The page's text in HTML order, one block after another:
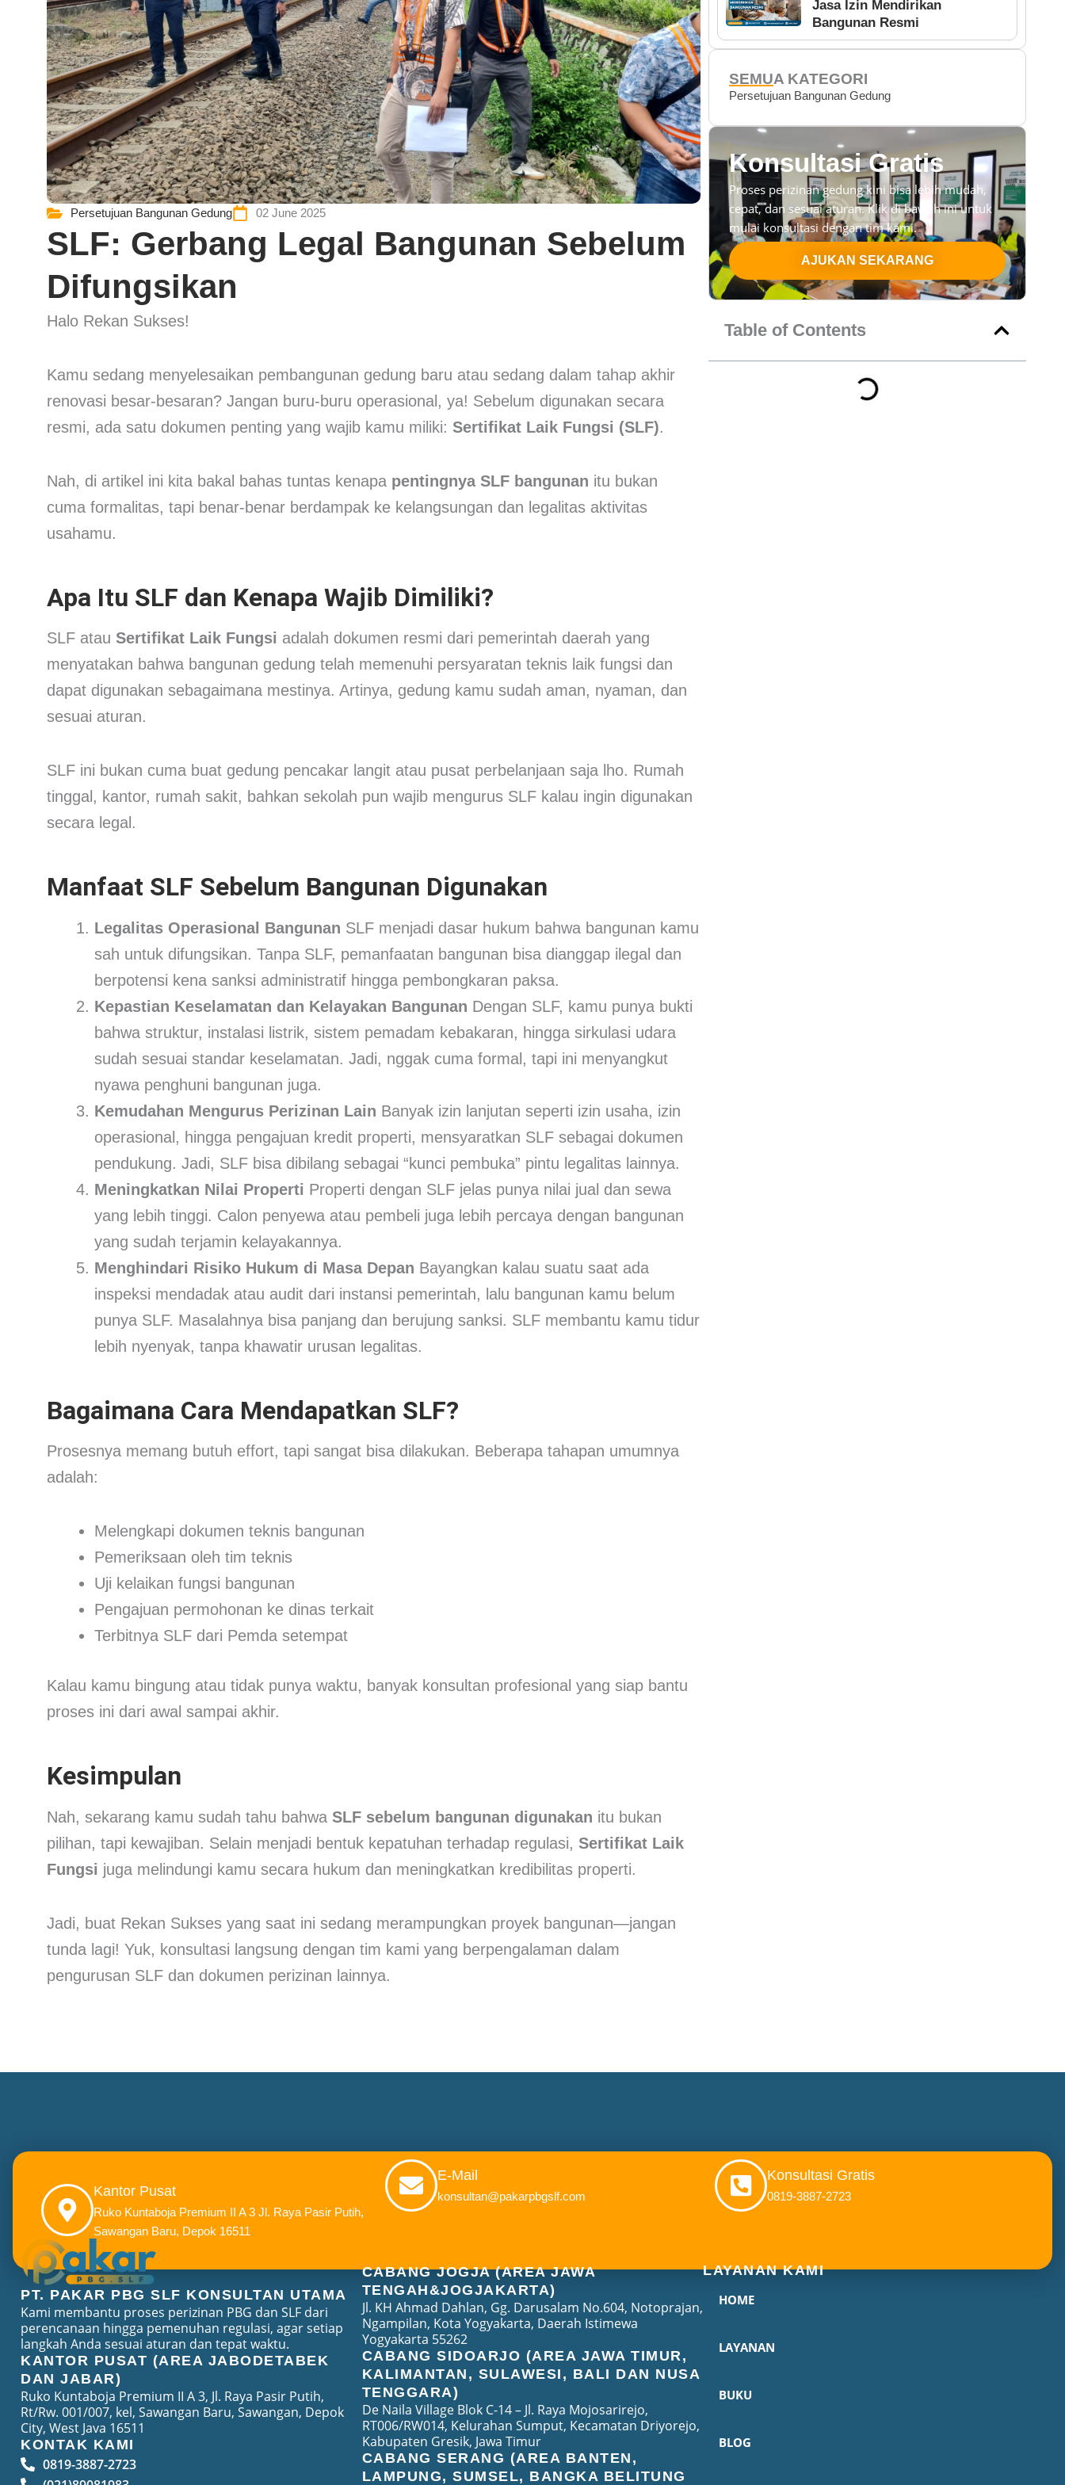
Persetujuan Bangunan Gedung 02 June 2025
SLF: Gerbang Legal Bangunan Sebelum
Difungsikan
Halo Rekan Sukses!
Kamu sedang menyelesaikan pembangunan gedung baru atau sedang dalam tahap akhir
renovasi besar-besaran? Jangan buru-buru operasional, ya! Sebelum digunakan secara
resmi, ada satu dokumen penting yang wajib kamu miliki: Sertifikat Laik Fungsi (SLF).
Nah, di artikel ini kita bakal bahas tuntas kenapa pentingnya SLF bangunan itu bukan
cuma formalitas, tapi benar-benar berdampak ke kelangsungan dan legalitas aktivitas
usahamu.
Apa Itu SLF dan Kenapa Wajib Dimiliki?
SLF atau Sertifikat Laik Fungsi adalah dokumen resmi dari pemerintah daerah yang
menyatakan bahwa bangunan gedung telah memenuhi persyaratan teknis laik fungsi dan
dapat digunakan sebagaimana mestinya. Artinya, gedung kamu sudah aman, nyaman, dan
sesuai aturan.
SLF ini bukan cuma buat gedung pencakar langit atau pusat perbelanjaan saja lho. Rumah
tinggal, kantor, rumah sakit, bahkan sekolah pun wajib mengurus SLF kalau ingin digunakan
secara legal.
Manfaat SLF Sebelum Bangunan Digunakan
Legalitas Operasional Bangunan SLF menjadi dasar hukum bahwa bangunan kamu
sah untuk difungsikan. Tanpa SLF, pemanfaatan bangunan bisa dianggap ilegal dan
berpotensi kena sanksi administratif hingga pembongkaran paksa.
Kepastian Keselamatan dan Kelayakan Bangunan Dengan SLF, kamu punya bukti
bahwa struktur, instalasi listrik, sistem pemadam kebakaran, hingga sirkulasi udara
sudah sesuai standar keselamatan. Jadi, nggak cuma formal, tapi ini menyangkut
nyawa penghuni bangunan juga.
Kemudahan Mengurus Perizinan Lain Banyak izin lanjutan seperti izin usaha, izin
operasional, hingga pengajuan kredit properti, mensyaratkan SLF sebagai dokumen
pendukung. Jadi, SLF bisa dibilang sebagai “kunci pembuka” pintu legalitas lainnya.
Meningkatkan Nilai Properti Properti dengan SLF jelas punya nilai jual dan sewa
yang lebih tinggi. Calon penyewa atau pembeli juga lebih percaya dengan bangunan
yang sudah terjamin kelayakannya.
Menghindari Risiko Hukum di Masa Depan Bayangkan kalau suatu saat ada
inspeksi mendadak atau audit dari instansi pemerintah, lalu bangunan kamu belum
punya SLF. Masalahnya bisa panjang dan berujung sanksi. SLF membantu kamu tidur
lebih nyenyak, tanpa khawatir urusan legalitas.
Bagaimana Cara Mendapatkan SLF?
Prosesnya memang butuh effort, tapi sangat bisa dilakukan. Beberapa tahapan umumnya
adalah:
Melengkapi dokumen teknis bangunan
Pemeriksaan oleh tim teknis
Uji kelaikan fungsi bangunan
Pengajuan permohonan ke dinas terkait
Terbitnya SLF dari Pemda setempat
Kalau kamu bingung atau tidak punya waktu, banyak konsultan profesional yang siap bantu
proses ini dari awal sampai akhir.
Kesimpulan
Nah, sekarang kamu sudah tahu bahwa SLF sebelum bangunan digunakan itu bukan
pilihan, tapi kewajiban. Selain menjadi bentuk kepatuhan terhadap regulasi, Sertifikat Laik
Fungsi juga melindungi kamu secara hukum dan meningkatkan kredibilitas properti.
Jadi, buat Rekan Sukses yang saat ini sedang merampungkan proyek bangunan—jangan
tunda lagi! Yuk, konsultasi langsung dengan tim kami yang berpengalaman dalam
pengurusan SLF dan dokumen perizinan lainnya.
Jasa Izin Mendirikan
Bangunan Resmi
SEMUA KATEGORI
Persetujuan Bangunan Gedung
Konsultasi Gratis
Proses perizinan gedung kini bisa lebih mudah,
cepat, dan sesuai aturan. Klik di bawah ini untuk
mulai konsultasi dengan tim kami.
AJUKAN SEKARANG
Table of Contents
Kantor Pusat
Ruko Kuntaboja Premium II A 3 Jl. Raya Pasir Putih,
Sawangan Baru, Depok 16511
E-Mail
konsultan@pakarpbgslf.com
Konsultasi Gratis
0819-3887-2723
PT. PAKAR PBG SLF KONSULTAN UTAMA
Kami membantu proses perizinan PBG dan SLF dari
perencanaan hingga pemenuhan regulasi, agar setiap
langkah Anda sesuai aturan dan tepat waktu.
KANTOR PUSAT (AREA JABODETABEK
DAN JABAR)
Ruko Kuntaboja Premium II A 3, Jl. Raya Pasir Putih,
Rt/Rw. 001/007, kel, Sawangan Baru, Sawangan, Depok
City, West Java 16511
KONTAK KAMI
0819-3887-2723
CABANG JOGJA (AREA JAWA
TENGAH&JOGJAKARTA)
Jl. KH Ahmad Dahlan, Gg. Darusalam No.604, Notoprajan,
Ngampilan, Kota Yogyakarta, Daerah Istimewa
Yogyakarta 55262
CABANG SIDOARJO (AREA JAWA TIMUR,
KALIMANTAN, SULAWESI, BALI DAN NUSA
TENGGARA)
De Naila Village Blok C-14 – Jl. Raya Mojosarirejo,
RT006/RW014, Kelurahan Sumput, Kecamatan Driyorejo,
Kabupaten Gresik, Jawa Timur
CABANG SERANG (AREA BANTEN,
LAMPUNG, SUMSEL, BANGKA BELITUNG
LAYANAN KAMI
HOME
LAYANAN
BUKU
BLOG